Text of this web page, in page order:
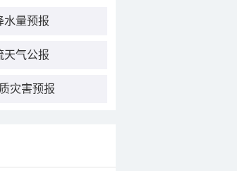
水量预报
天气公报
灾害预报